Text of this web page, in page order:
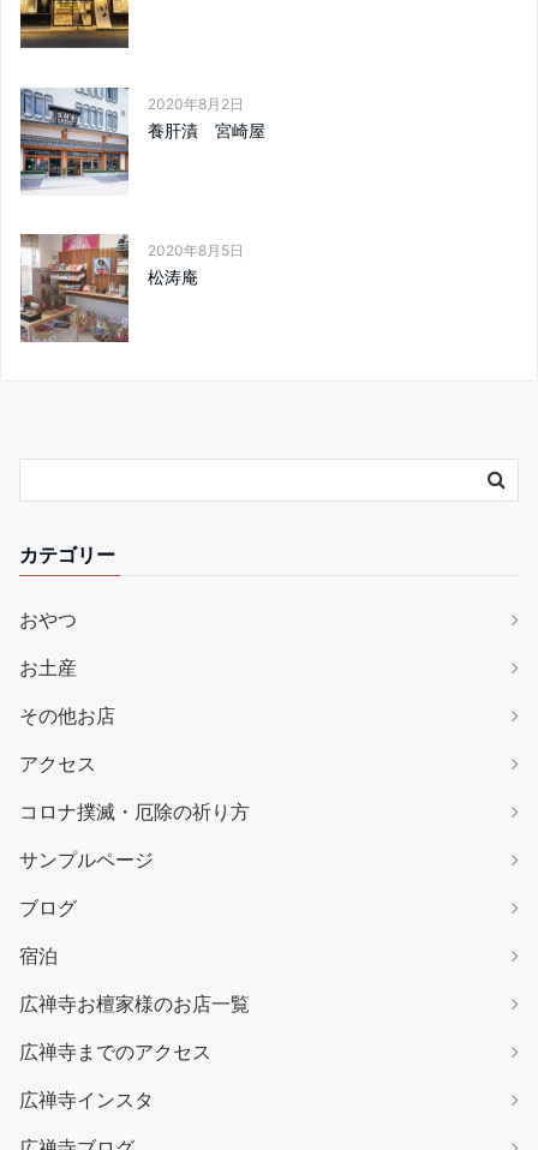
2020年8月2日
養肝漬 宮崎屋
2020年8月5日
松涛庵
カテゴリー
おやつ
お土産
その他お店
アクセス
コロナ撲滅・厄除の祈り方
サンプルページ
ブログ
宿泊
広禅寺お檀家様のお店一覧
広禅寺までのアクセス
広禅寺インスタ